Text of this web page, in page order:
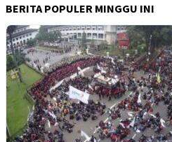
BERITA POPULER MINGGU INI